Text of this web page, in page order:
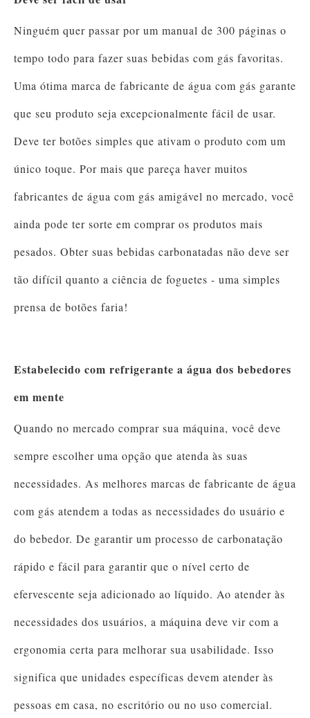
Ninguém quer passar por um manual de 300 páginas o
tempo todo para fazer suas bebidas com gás favoritas.
Uma ótima marca de fabricante de água com gás garante
que seu produto seja excepcionalmente fácil de usar.
Deve ter botões simples que ativam o produto com um
único toque. Por mais que pareça haver muitos
fabricantes de água com gás amigável no mercado, você
ainda pode ter sorte em comprar os produtos mais
pesados. Obter suas bebidas carbonatadas não deve ser
tão difícil quanto a ciência de foguetes - uma simples
prensa de botões faria!
Estabelecido com refrigerante a água dos bebedores
em mente
Quando no mercado comprar sua máquina, você deve
sempre escolher uma opção que atenda às suas
necessidades. As melhores marcas de fabricante de água
com gás atendem a todas as necessidades do usuário e
do bebedor. De garantir um processo de carbonatação
rápido e fácil para garantir que o nível certo de
efervescente seja adicionado ao líquido. Ao atender às
necessidades dos usuários, a máquina deve vir com a
ergonomia certa para melhorar sua usabilidade. Isso
significa que unidades específicas devem atender às
pessoas em casa, no escritório ou no uso comercial.